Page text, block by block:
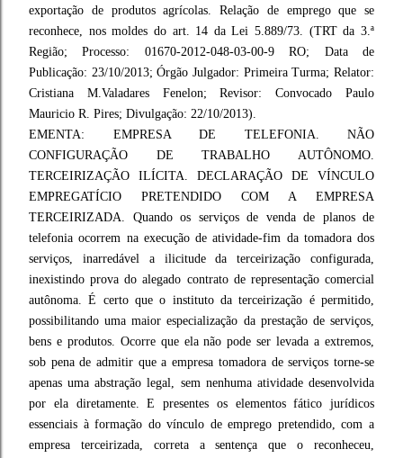
exportação de produtos agrícolas. Relação de emprego que se
reconhece, nos moldes do art. 14 da Lei 5.889/73. (TRT da 3.ª
Região; Processo: 01670-2012-048-03-00-9 RO; Data de
Publicação: 23/10/2013; Órgão Julgador: Primeira Turma; Relator:
Cristiana M.Valadares Fenelon; Revisor: Convocado Paulo
Mauricio R. Pires; Divulgação: 22/10/2013).
EMENTA: EMPRESA DE TELEFONIA. NÃO
CONFIGURAÇÃO DE TRABALHO AUTÔNOMO.
TERCEIRIZAÇÃO ILÍCITA. DECLARAÇÃO DE VÍNCULO
EMPREGATÍCIO PRETENDIDO COM A EMPRESA
TERCEIRIZADA. Quando os serviços de venda de planos de
telefonia ocorrem na execução de atividade-fim da tomadora dos
serviços, inarredável a ilicitude da terceirização configurada,
inexistindo prova do alegado contrato de representação comercial
autônoma. É certo que o instituto da terceirização é permitido,
possibilitando uma maior especialização da prestação de serviços,
bens e produtos. Ocorre que ela não pode ser levada a extremos,
sob pena de admitir que a empresa tomadora de serviços torne-se
apenas uma abstração legal, sem nenhuma atividade desenvolvida
por ela diretamente. E presentes os elementos fático jurídicos
essenciais à formação do vínculo de emprego pretendido, com a
empresa terceirizada, correta a sentença que o reconheceu,